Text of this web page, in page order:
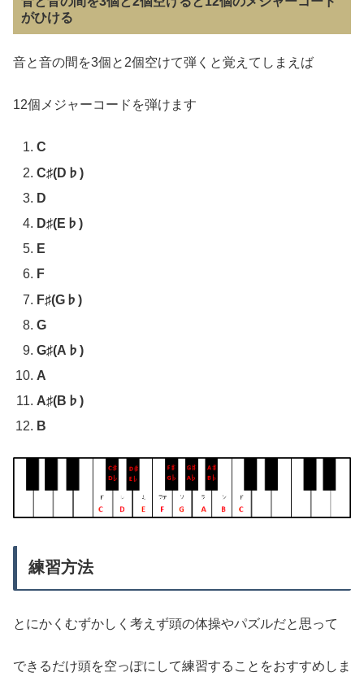
がひける
音と音の間を3個と2個空けて弾くと覚えてしまえば
12個メジャーコードを弾けます
C
C♯(D♭)
D
D♯(E♭)
E
F
F♯(G♭)
G
G♯(A♭)
A
A♯(B♭)
B
練習方法
とにかくむずかしく考えず頭の体操やパズルだと思って
できるだけ頭を空っぽにして練習することをおすすめしま